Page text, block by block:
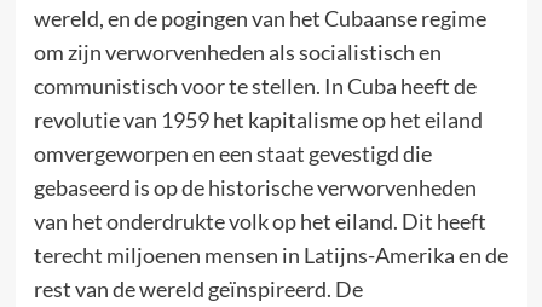
wereld, en de pogingen van het Cubaanse regime
om zijn verworvenheden als socialistisch en
communistisch voor te stellen. In Cuba heeft de
revolutie van 1959 het kapitalisme op het eiland
omvergeworpen en een staat gevestigd die
gebaseerd is op de historische verworvenheden
van het onderdrukte volk op het eiland. Dit heeft
terecht miljoenen mensen in Latijns-Amerika en de
rest van de wereld geïnspireerd. De